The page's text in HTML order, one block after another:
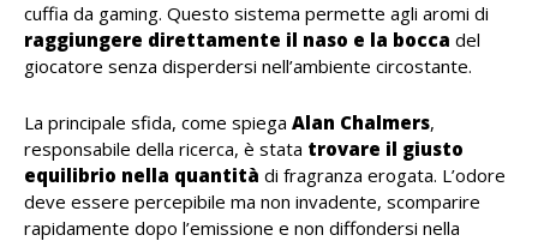
cuffia da gaming. Questo sistema permette agli aromi di
raggiungere direttamente il naso e la bocca del
giocatore senza disperdersi nell’ambiente circostante.
La principale sfida, come spiega Alan Chalmers,
responsabile della ricerca, è stata trovare il giusto
equilibrio nella quantità di fragranza erogata. L’odore
deve essere percepibile ma non invadente, scomparire
rapidamente dopo l’emissione e non diffondersi nella